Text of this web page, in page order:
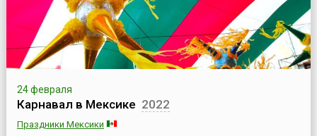
24 февраля
Карнавал в Мексике 2022
Праздники Мексики